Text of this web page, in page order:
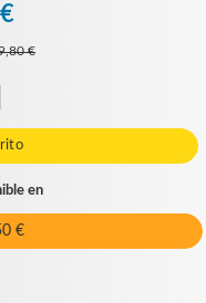
€
en
€